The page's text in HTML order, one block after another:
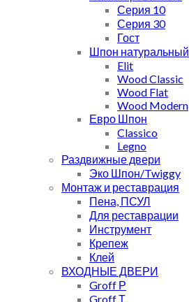
Серия 10
Серия 30
Гост
Шпон натуральный
Elit
Wood Classic
Wood Flat
Wood Modern
Евро Шпон
Classico
Legno
Раздвижные двери
Эко Шпон/Twiggy
Монтаж и реставрация
Пена, ПСУЛ
Для реставрации
Инструмент
Крепеж
Клей
ВХОДНЫЕ ДВЕРИ
Groff Р
Groff Т